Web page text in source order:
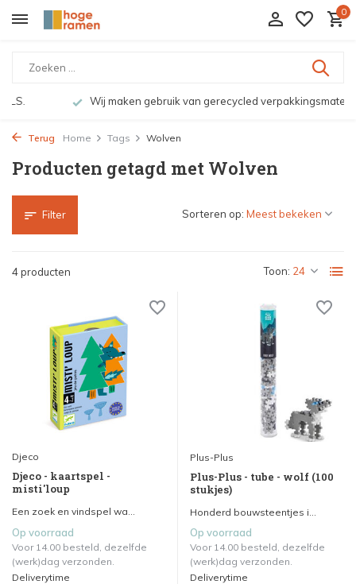
0
Wij maken gebruik van gerecycled verpakkingsmateriaal
Terug Home Tags Wolven
Producten getagd met Wolven
Filter
4 producten Toon:
Sorteren op:
Djeco
Djeco - kaartspel -
misti'loup
Een zoek en vindspel wa...
Op voorraad
Voor 14.00 besteld, dezelfde
(werk)dag verzonden.
Deliverytime
Plus-Plus
Plus-Plus - tube - wolf (100
stukjes)
Honderd bouwsteentjes i...
Op voorraad
Voor 14.00 besteld, dezelfde
(werk)dag verzonden.
Deliverytime